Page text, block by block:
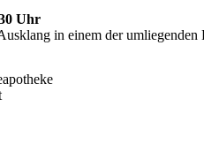
Uhr
in einem der umliegenden